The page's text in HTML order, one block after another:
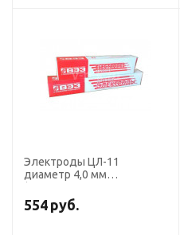
Электроды ЦЛ-11
диаметр 4,0 мм
обр. пол.) (пачка 5 кг, ВЭЗ)
554 руб.